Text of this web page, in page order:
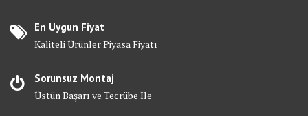
En Uygun Fiyat
Kaliteli Ürünler Piyasa Fiyatı
Sorunsuz Montaj
Üstün Başarı ve Tecrübe İle